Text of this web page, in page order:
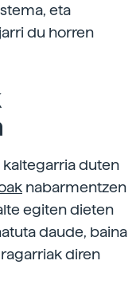
eta
du horren
duten
nabarmentzen
egiten dieten
daude, baina
diren